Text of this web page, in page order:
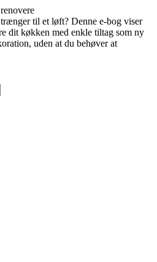
til et løft? Denne e-bog viser
dit køkken med enkle tiltag som ny
uden at du behøver at